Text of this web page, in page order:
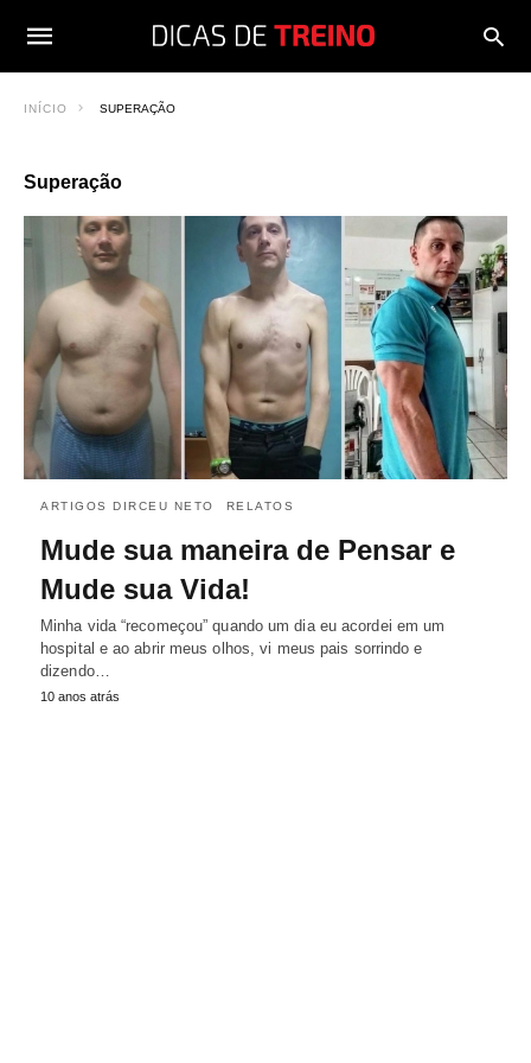
INÍCIO SUPERAÇÃO
Superação
ARTIGOS DIRCEU NETO RELATOS
Mude sua maneira de Pensar e
Mude sua Vida!
Minha vida “recomeçou” quando um dia eu acordei em um
hospital e ao abrir meus olhos, vi meus pais sorrindo e
dizendo…
10 anos atrás